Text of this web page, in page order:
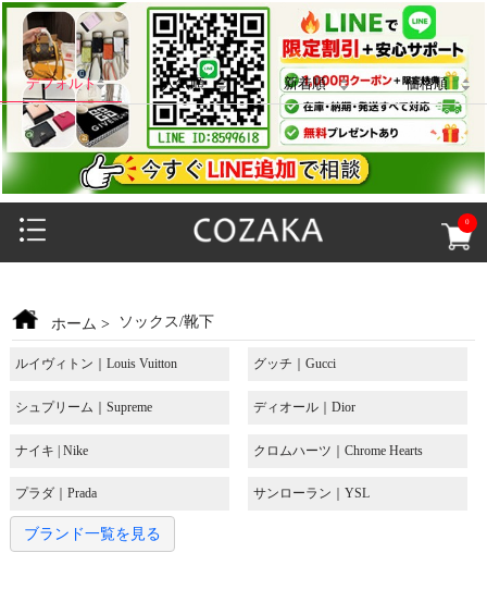
0
デフォルト 人気順 新着順 価格順
ホーム > ソックス/靴下
ルイヴィトン｜Louis Vuitton グッチ｜Gucci
シュプリーム｜Supreme ディオール｜Dior
ナイキ | Nike クロムハーツ｜Chrome Hearts
プラダ｜Prada サンローラン｜YSL
ブランド一覧を見る